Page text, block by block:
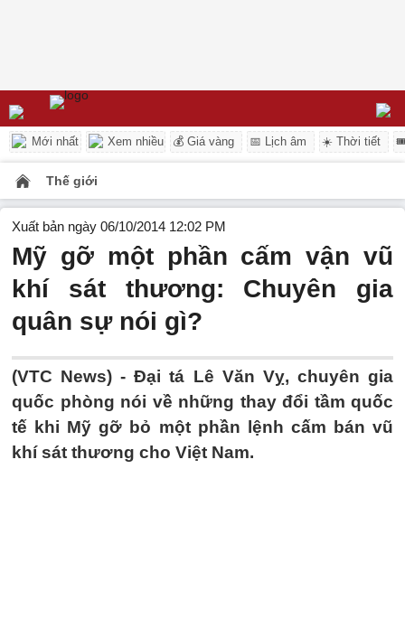
Mới nhất Xem nhiều 💰 Giá vàng 📅 Lịch âm ☀️ Thời tiết
Thế giới
Xuất bản ngày 06/10/2014 12:02 PM
Mỹ gỡ một phần cấm vận vũ
khí sát thương: Chuyên gia
quân sự nói gì?
(VTC News) - Đại tá Lê Văn Vỵ, chuyên gia
quốc phòng nói về những thay đổi tầm quốc
tế khi Mỹ gỡ bỏ một phần lệnh cấm bán vũ
khí sát thương cho Việt Nam.